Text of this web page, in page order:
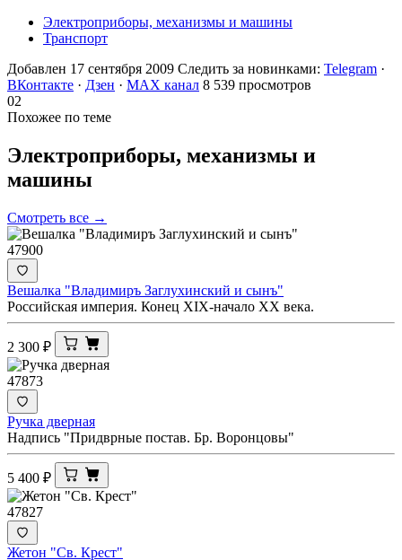
Электроприборы, механизмы и машины
Транспорт
Добавлен 17 сентября 2009 Следить за новинками: Telegram ·
ВКонтакте · Дзен · MAX канал 8 539 просмотров
02
Похожее по теме
Электроприборы, механизмы и
машины
Смотреть все →
47900
Вешалка "Владимиръ Заглухинский и сынъ"
Российская империя. Конец XIX-начало ХХ века.
2 300 ₽
47873
Ручка дверная
Надпись "Придврные постав. Бр. Воронцовы"
5 400 ₽
47827
Жетон "Св. Крест"